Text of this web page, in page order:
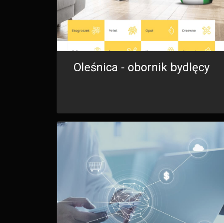
Oleśnica - obornik bydlęcy